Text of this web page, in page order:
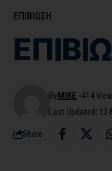
ΕΠΙΒΙΩΣΗ
Last Updated: 13
ByMIKE 414
Share